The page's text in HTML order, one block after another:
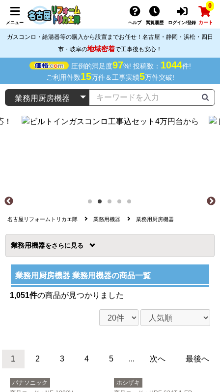
メニュー ヘルプ 閲覧履歴 ログイン/登録
0
カート
ガスコンロ・給湯器等の購入から設置までお任せ！名古屋・静岡・浜松・四日
市・岐阜の地域密着で工事後も安心！
圧倒的満足度97%! 投稿数： 1044件!
ご利用件数15万件＆工事実績5万件突破!
名古屋リフォームトリカエ隊 業務用機器 業務用厨房機器
業務用機器を
業務用厨房機器 業務用機器の商品一覧
1,051件の商品が見つかりました
1 2 3 4 5 ... 次へ 最後へ
パナソニック
ホシザキ